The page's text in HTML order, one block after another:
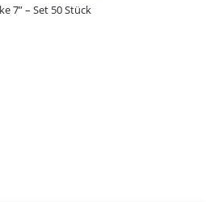
7” – Set 50 Stück